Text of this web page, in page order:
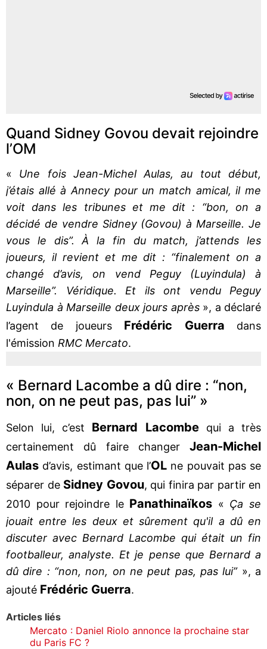
Quand Sidney Govou devait rejoindre
l’OM
« Une fois Jean-Michel Aulas, au tout début,
j’étais allé à Annecy pour un match amical, il me
voit dans les tribunes et me dit : “bon, on a
décidé de vendre Sidney (Govou) à Marseille. Je
vous le dis”. À la fin du match, j’attends les
joueurs, il revient et me dit : “finalement on a
changé d’avis, on vend Peguy (Luyindula) à
Marseille”. Véridique. Et ils ont vendu Peguy
Luyindula à Marseille deux jours après », a déclaré
l’agent de joueurs Frédéric Guerra dans
l'émission RMC Mercato.
« Bernard Lacombe a dû dire : “non,
non, on ne peut pas, pas lui” »
Selon lui, c’est Bernard Lacombequi a très
certainement dû faire changer Jean-Michel
Aulas d’avis, estimant que l’OL ne pouvait pas se
séparer de Sidney Govou, qui finira par partir en
2010 pour rejoindre le Panathinaïkos « Ça se
jouait entre les deux et sûrement qu'il a dû en
discuter avec Bernard Lacombe qui était un fin
footballeur, analyste. Et je pense que Bernard a
dû dire : “non, non, on ne peut pas, pas lui”», a
ajouté Frédéric Guerra.
Articles liés
Mercato : Daniel Riolo annonce la prochaine star
du Paris FC ?